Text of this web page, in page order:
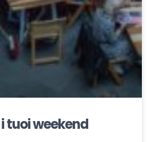
tuoi weekend